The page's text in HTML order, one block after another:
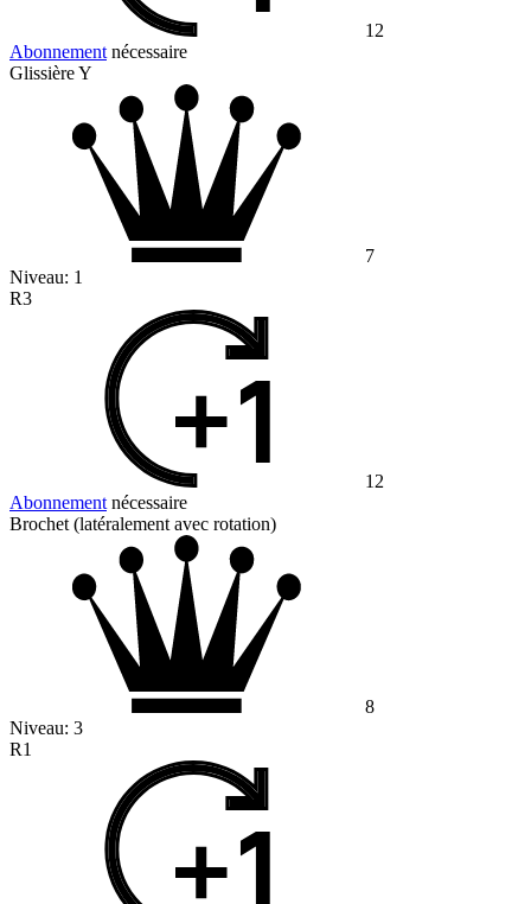
12
Abonnement nécessaire
Glissière Y
7
Niveau: 1
R3
12
Abonnement nécessaire
Brochet (latéralement avec rotation)
8
Niveau: 3
R1